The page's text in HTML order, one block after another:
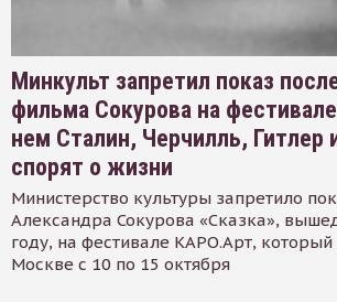
Минкульт запретил показ
фильма Сокурова на
нем Сталин, Черчилль, Гитлер
спорят о жизни
Министерство культуры запретило
Александра Сокурова «Сказка»,
году, на фестивале КАРО.Арт, который
Москве с 10 по 15 октября